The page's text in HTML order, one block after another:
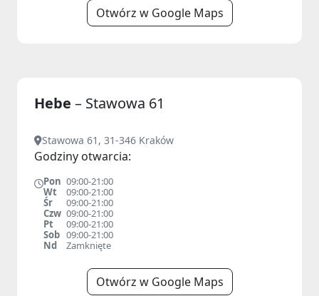
Otwórz w Google Maps
Hebe – Stawowa 61
Stawowa 61, 31-346 Kraków
Godziny otwarcia:
Pon 09:00-21:00
Wt
09:00-21:00
Śr
09:00-21:00
Czw 09:00-21:00
Pt
09:00-21:00
Sob 09:00-21:00
Nd
Zamknięte
Otwórz w Google Maps